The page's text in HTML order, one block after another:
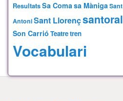
ResultatsSa Comasa MànigaSant
AntoniSant Llorençsantoral
Son Carrió Teatretren
Vocabulari